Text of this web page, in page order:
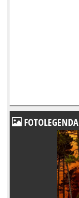
FOTOLEGENDA